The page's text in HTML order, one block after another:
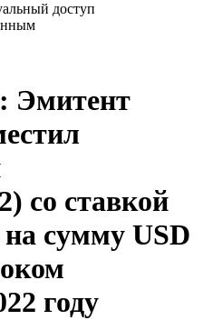
доступ
Эмитент
со ставкой
сумму USD
году